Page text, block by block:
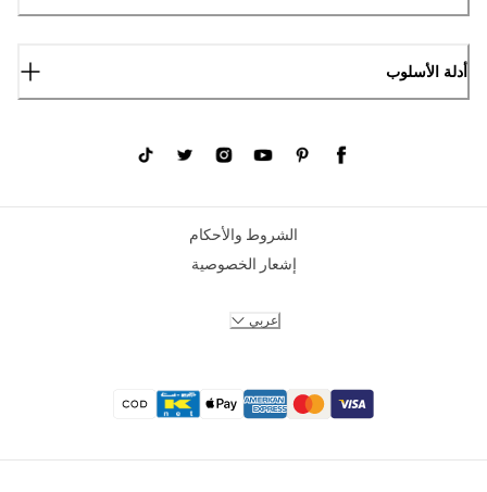
أدلة الأسلوب
الشروط والأحكام
إشعار الخصوصية
عربي